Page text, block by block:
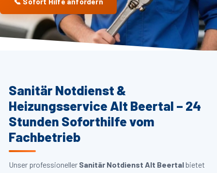
Sanitär Notdienst &
Heizungsservice Alt Beertal – 24
Stunden Soforthilfe vom
Fachbetrieb
Unser professioneller Sanitär Notdienst Alt Beertalbietet